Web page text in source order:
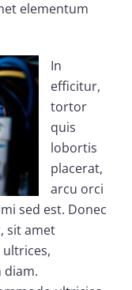
elementum
In
efficitur,
tortor
quis
lobortis
placerat,
arcu orci
sed est. Donec
sit amet
ultrices,
diam.